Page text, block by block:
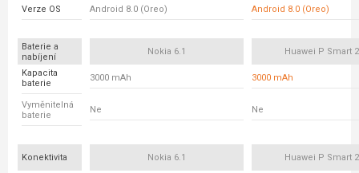
Verze OS Android 8.0 (Oreo) Android 8.0 (Oreo)
Baterie a
nabíjení
Nokia 6.1 Huawei P Smart
Kapacita
baterie
3000 mAh 3000 mAh
Vyměnitelná
baterie
Ne Ne
Konektivita Nokia 6.1 Huawei P Smart